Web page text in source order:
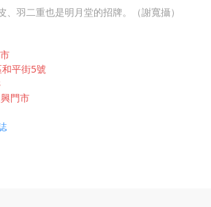
、羽二重也是明月堂的招牌。（謝寬攝）
平街5號
門市